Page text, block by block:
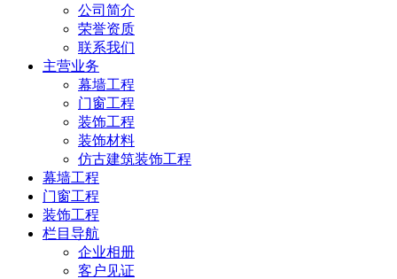
公司简介
荣誉资质
联系我们
主营业务
幕墙工程
门窗工程
装饰工程
装饰材料
仿古建筑装饰工程
幕墙工程
门窗工程
装饰工程
栏目导航
企业相册
客户见证